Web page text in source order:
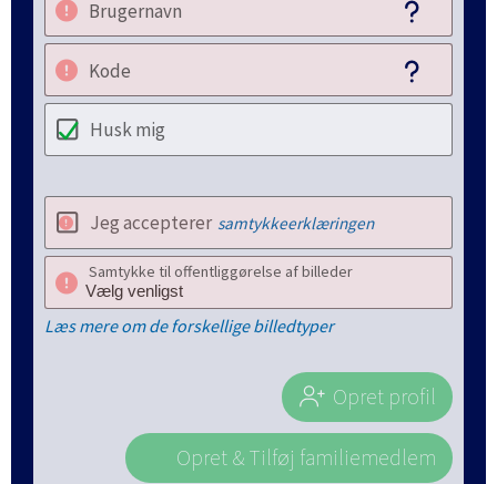
Brugernavn
Kode
Husk mig
Jeg accepterer samtykkeerklæringen
Samtykke til offentliggørelse af billeder
Læs mere om de forskellige billedtyper
Opret profil
Opret & Tilføj familiemedlem